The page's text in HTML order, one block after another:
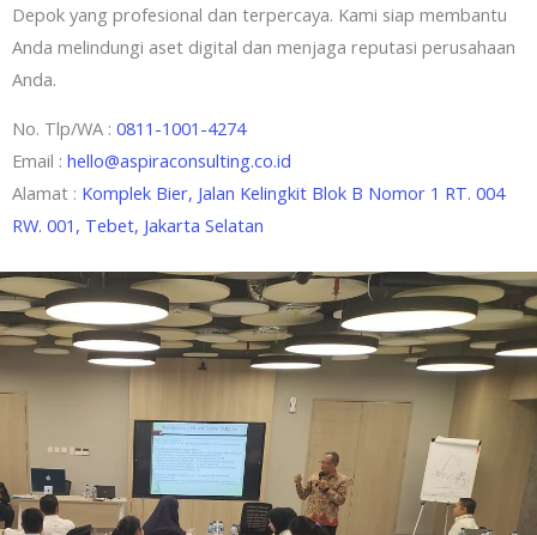
Depok yang profesional dan terpercaya. Kami siap membantu
Anda melindungi aset digital dan menjaga reputasi perusahaan
Anda.
No. Tlp/WA : 0811-1001-4274
Email : hello@aspiraconsulting.co.id
Alamat : Komplek Bier, Jalan Kelingkit Blok B Nomor 1 RT. 004
RW. 001, Tebet, Jakarta Selatan